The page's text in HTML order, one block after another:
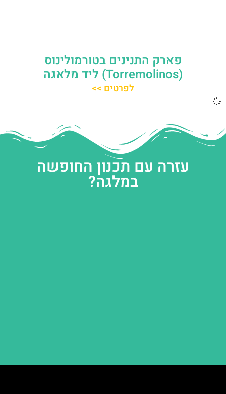
פארק התנינים בטורמולינוס
(Torremolinos) ליד מלאגה
לפרטים >>
עזרה עם תכנון החופשה
במלגה?